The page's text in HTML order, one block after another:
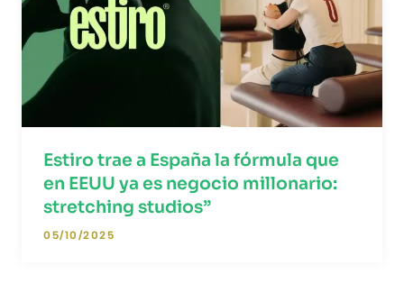
Estiro trae a España la fórmula que
en EEUU ya es negocio millonario:
stretching studios”
05/10/2025